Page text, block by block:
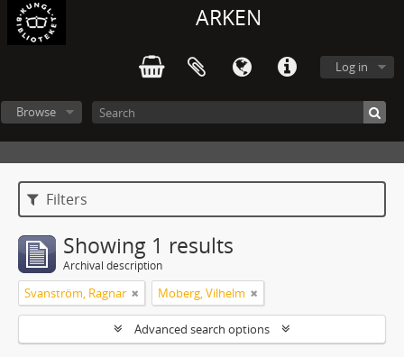
ARKEN
Log in
Browse
Filters
Showing 1 results
Archival description
Svanström, Ragnar Moberg, Vilhelm
Advanced search options